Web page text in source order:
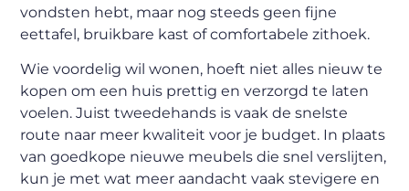
vondsten hebt, maar nog steeds geen fijne
eettafel, bruikbare kast of comfortabele zithoek.
Wie voordelig wil wonen, hoeft niet alles nieuw te
kopen om een huis prettig en verzorgd te laten
voelen. Juist tweedehands is vaak de snelste
route naar meer kwaliteit voor je budget. In plaats
van goedkope nieuwe meubels die snel verslijten,
kun je met wat meer aandacht vaak stevigere en